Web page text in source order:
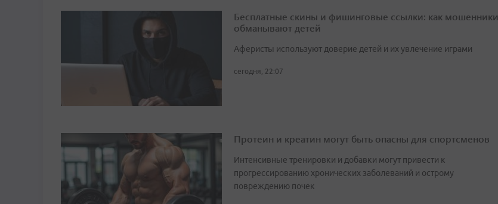
Бесплатные скины и фишинговые ссылки: как мошенники
обманывают детей
Аферисты используют доверие детей и их увлечение играми
сегодня, 22:07
Протеин и креатин могут быть опасны для спортсменов
Интенсивные тренировки и добавки могут привести к
прогрессированию хронических заболеваний и острому
повреждению почек